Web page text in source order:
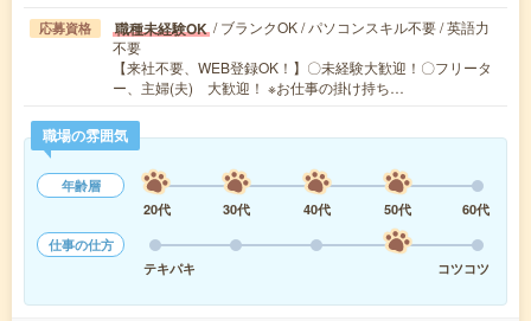
応募資格 職種未経験OK / ブランクOK / パソコンスキル不要 / 英語力
不要
【来社不要、WEB登録OK！】〇未経験大歓迎！〇フリータ
ー、主婦(夫) 大歓迎！ ※お仕事の掛け持ち…
職場の雰囲気
年齢層
20代
30代 40代 50代
60代
仕事の仕方
テキパキ
コツコツ